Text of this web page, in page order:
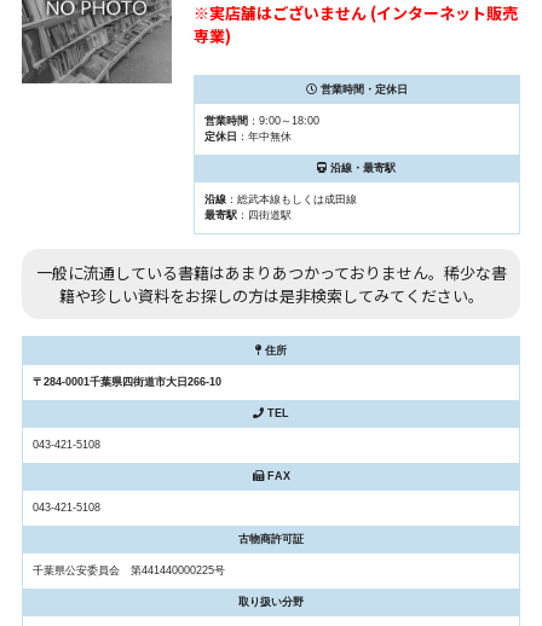
※実店舗はございません (インターネット販売
専業)
営業時間・定休日
営業時間 ：9:00～18:00
定休日 ：年中無休
沿線・最寄駅
沿線：総武本線もしくは成田線
最寄駅：四街道駅
一般に流通している書籍はあまりあつかっておりません。稀少な書
籍や珍しい資料をお探しの方は是非検索してみてください。
住所
〒284-0001千葉県四街道市大日266-10
TEL
043-421-5108
FAX
043-421-5108
古物商許可証
千葉県公安委員会 第441440000225号
取り扱い分野